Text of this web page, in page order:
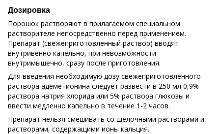
Дозировка
Порошок растворяют в прилагаемом специальном
растворителе непосредственно перед применением.
Препарат (свежеприготовленный раствор) вводят
внутривенно капельно, при невозможности
внутримышечно, сразу после приготовления.
Для введения необходимую дозу свежеприготовленного
раствора адеметионина следует развести в 250 мл 0,9%
раствора натрия хлорида или 5% раствора глюкозы и
ввести медленно капельно в течение 1-2 часов.
Препарат нельзя смешивать со щелочными растворами и
растворами, содержащими ионы кальция.